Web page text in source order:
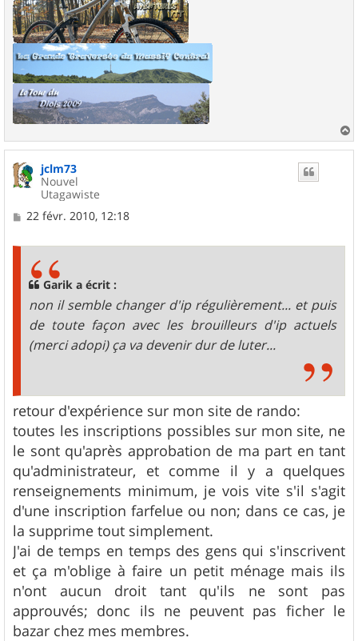
a
u
jclm73
Nouvel
Utagawiste
M
22 févr. 2010, 12:18
Garik a écrit :
non il semble changer d'ip régulièrement... et puis
de toute façon avec les brouilleurs d'ip actuels
(merci adopi) ça va devenir dur de luter...
retour d'expérience sur mon site de rando:
toutes les inscriptions possibles sur mon site, ne
le sont qu'après approbation de ma part en tant
qu'administrateur, et comme il y a quelques
renseignements minimum, je vois vite s'il s'agit
d'une inscription farfelue ou non; dans ce cas, je
la supprime tout simplement.
J'ai de temps en temps des gens qui s'inscrivent
et ça m'oblige à faire un petit ménage mais ils
n'ont aucun droit tant qu'ils ne sont pas
approuvés; donc ils ne peuvent pas ficher le
bazar chez mes membres.